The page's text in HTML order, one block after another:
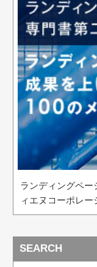
ランディングペー
ィエヌコーポレー
SEARCH